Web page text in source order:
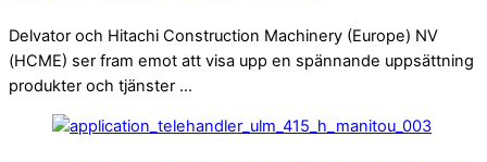
Delvator och Hitachi Construction Machinery (Europe) NV
(HCME) ser fram emot att visa upp en spännande uppsättning
produkter och tjänster ...